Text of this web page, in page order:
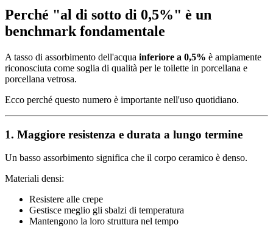
Perché "al di sotto di 0,5%" è un
benchmark fondamentale
A tasso di assorbimento dell'acqua inferiore a 0,5% è ampiamente
riconosciuta come soglia di qualità per le toilette in porcellana e
porcellana vetrosa.
Ecco perché questo numero è importante nell'uso quotidiano.
1. Maggiore resistenza e durata a lungo termine
Un basso assorbimento significa che il corpo ceramico è denso.
Materiali densi:
Resistere alle crepe
Gestisce meglio gli sbalzi di temperatura
Mantengono la loro struttura nel tempo